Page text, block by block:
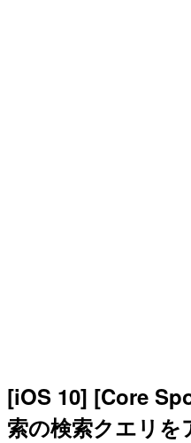
[iOS 10] [Core
索の検索クエリを